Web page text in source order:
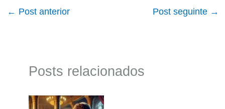
← Post anterior Post seguinte →
Posts relacionados